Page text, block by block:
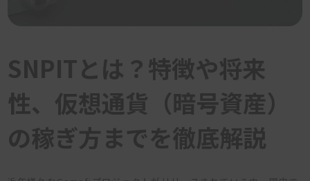
SNPITとは？特徴や将来
性、仮想通貨（暗号資産）
の稼ぎ方までを徹底解説